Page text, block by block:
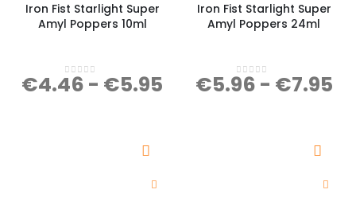
Iron Fist Starlight Super
Amyl Poppers 10ml
0 out of 5
€4.46 - €5.95
Iron Fist Starlight Super
Amyl Poppers 24ml
0 out of 5
€5.96 - €7.95